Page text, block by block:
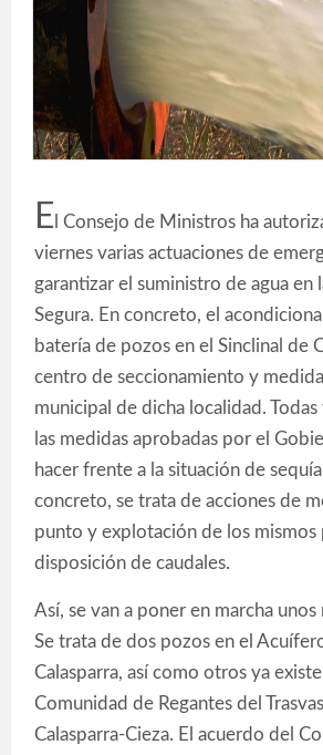
E l Consejo de Ministros ha
viernes varias actuaciones de
garantizar el suministro de agua en
Segura. En concreto, el
batería de pozos en el Sinclinal de
centro de seccionamiento y
municipal de dicha localidad.
las medidas aprobadas por el
hacer frente a la situación de
concreto, se trata de acciones de
punto y explotación de los mismos
disposición de caudales.
Así, se van a poner en marcha
Se trata de dos pozos en el
Calasparra, así como otros ya
Comunidad de Regantes del
Calasparra-Cieza. El acuerdo del